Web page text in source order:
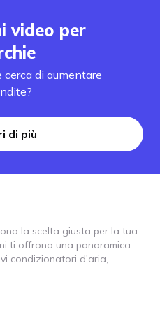
video per
cerca di aumentare
di più
la scelta giusta per la tua
ti offrono una panoramica
condizionatori d'aria,